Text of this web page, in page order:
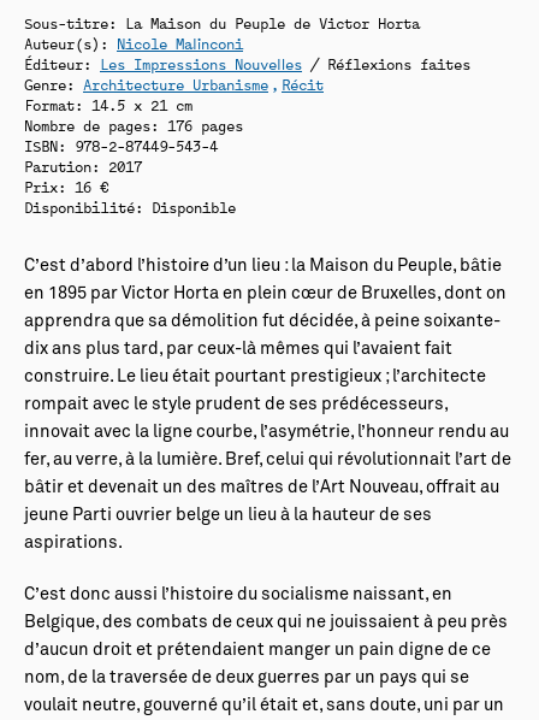
Sous-titre: La Maison du Peuple de Victor Horta
Auteur(s): Nicole Malinconi
Éditeur: Les Impressions Nouvelles / Réflexions faites
Genre: Architecture Urbanisme
Récit
Format: 14.5 x 21 cm
Nombre de pages: 176 pages
ISBN: 978-2-87449-543-4
Parution: 2017
Prix: 16 €
Disponibilité:
Disponible
C’est d’abord l’histoire d’un lieu : la Maison du Peuple, bâtie
en 1895 par Victor Horta en plein cœur de Bruxelles, dont on
apprendra que sa démolition fut décidée, à peine soixante-
dix ans plus tard, par ceux-là mêmes qui l’avaient fait
construire. Le lieu était pourtant prestigieux ; l’architecte
rompait avec le style prudent de ses prédécesseurs,
innovait avec la ligne courbe, l’asymétrie, l’honneur rendu au
fer, au verre, à la lumière. Bref, celui qui révolutionnait l’art de
bâtir et devenait un des maîtres de l’Art Nouveau, offrait au
jeune Parti ouvrier belge un lieu à la hauteur de ses
aspirations.
C’est donc aussi l’histoire du socialisme naissant, en
Belgique, des combats de ceux qui ne jouissaient à peu près
d’aucun droit et prétendaient manger un pain digne de ce
nom, de la traversée de deux guerres par un pays qui se
voulait neutre, gouverné qu’il était et, sans doute, uni par un